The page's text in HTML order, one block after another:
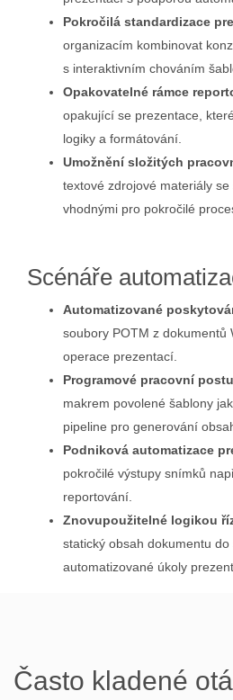
Pokročilá standardizace
organizacím kombinovat
s interaktivním chováním
Opakovatelné rámce
opakující se prezentace,
logiky a formátování.
Umožnění složitých
textové zdrojové materiály
vhodnými pro pokročilé
Scénáře
Automatizované
soubory POTM z dokumentů
operace prezentací.
Programové pracovní
makrem povolené šablony
pipeline pro generování
Podniková automatizace
pokročilé výstupy snímků
reportování.
Znovupoužitelné logikou
statický obsah dokumentu
automatizované úkoly
Často kladené